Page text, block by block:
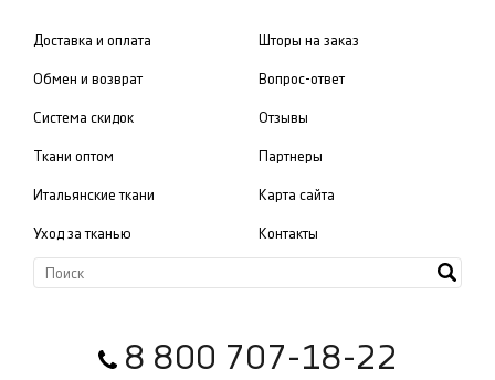
Доставка и оплата
Обмен и возврат
Система скидок
Ткани оптом
Итальянские ткани
Уход за тканью
Шторы на заказ
Вопрос-ответ
Отзывы
Партнеры
Карта сайта
Контакты
8 800 707-18-22